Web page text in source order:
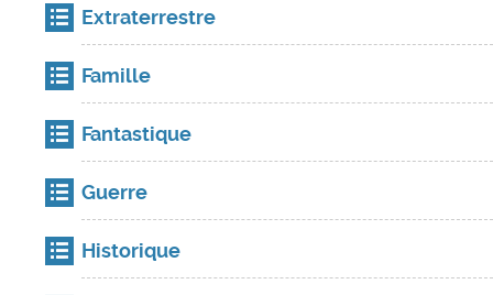
Extraterrestre
Famille
Fantastique
Guerre
Historique